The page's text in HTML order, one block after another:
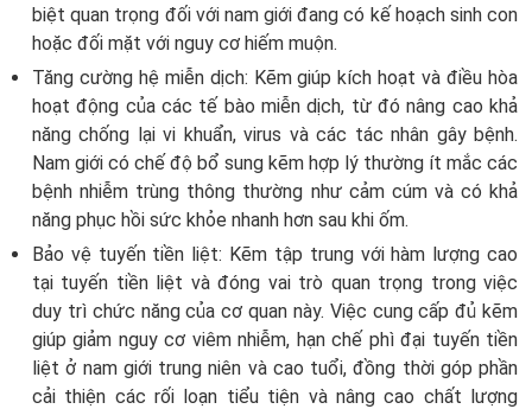
biệt quan trọng đối với nam giới đang có kế hoạch sinh con
hoặc đối mặt với nguy cơ hiếm muộn.
Tăng cường hệ miễn dịch: Kẽm giúp kích hoạt và điều hòa
hoạt động của các tế bào miễn dịch, từ đó nâng cao khả
năng chống lại vi khuẩn, virus và các tác nhân gây bệnh.
Nam giới có chế độ bổ sung kẽm hợp lý thường ít mắc các
bệnh nhiễm trùng thông thường như cảm cúm và có khả
năng phục hồi sức khỏe nhanh hơn sau khi ốm.
Bảo vệ tuyến tiền liệt: Kẽm tập trung với hàm lượng cao
tại tuyến tiền liệt và đóng vai trò quan trọng trong việc
duy trì chức năng của cơ quan này. Việc cung cấp đủ kẽm
giúp giảm nguy cơ viêm nhiễm, hạn chế phì đại tuyến tiền
liệt ở nam giới trung niên và cao tuổi, đồng thời góp phần
cải thiện các rối loạn tiểu tiện và nâng cao chất lượng